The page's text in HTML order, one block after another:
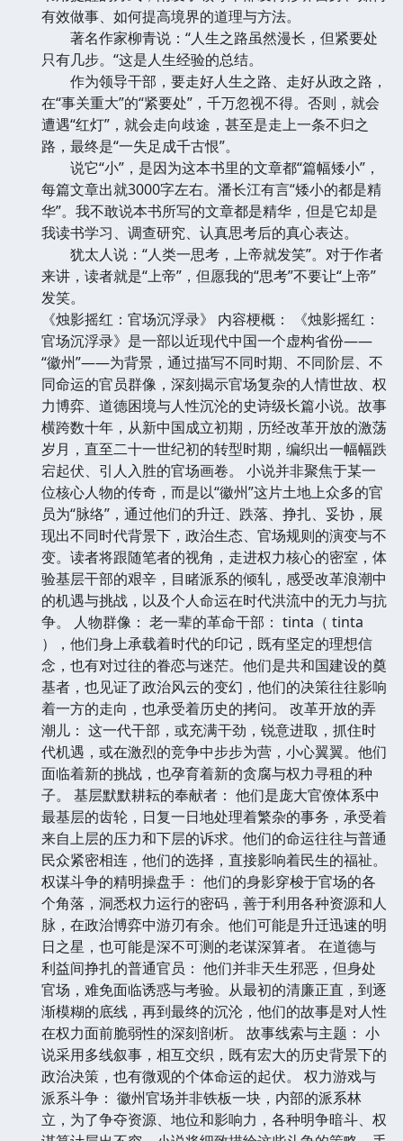
有效做事、如何提高境界的道理与方法。
著名作家柳青说：“人生之路虽然漫长，但紧要处
只有几步。“这是人生经验的总结。
作为领导干部，要走好人生之路、走好从政之路，
在“事关重大”的“紧要处”，千万忽视不得。否则，就会
遭遇“红灯”，就会走向歧途，甚至是走上一条不归之
路，最终是“一失足成千古恨”。
说它“小”，是因为这本书里的文章都“篇幅矮小”，
每篇文章出就3000字左右。潘长江有言“矮小的都是精
华”。我不敢说本书所写的文章都是精华，但是它却是
我读书学习、调查研究、认真思考后的真心表达。
犹太人说：“人类一思考，上帝就发笑”。对于作者
来讲，读者就是“上帝”，但愿我的“思考”不要让“上帝”
发笑。
《烛影摇红：官场沉浮录》 内容梗概： 《烛影摇红：
官场沉浮录》是一部以近现代中国一个虚构省份——
“徽州”——为背景，通过描写不同时期、不同阶层、不
同命运的官员群像，深刻揭示官场复杂的人情世故、权
力博弈、道德困境与人性沉沦的史诗级长篇小说。故事
横跨数十年，从新中国成立初期，历经改革开放的激荡
岁月，直至二十一世纪初的转型时期，编织出一幅幅跌
宕起伏、引人入胜的官场画卷。 小说并非聚焦于某一
位核心人物的传奇，而是以“徽州”这片土地上众多的官
员为“脉络”，通过他们的升迁、跌落、挣扎、妥协，展
现出不同时代背景下，政治生态、官场规则的演变与不
变。读者将跟随笔者的视角，走进权力核心的密室，体
验基层干部的艰辛，目睹派系的倾轧，感受改革浪潮中
的机遇与挑战，以及个人命运在时代洪流中的无力与抗
争。 人物群像： 老一辈的革命干部： tinta（ tinta
），他们身上承载着时代的印记，既有坚定的理想信
念，也有对过往的眷恋与迷茫。他们是共和国建设的奠
基者，也见证了政治风云的变幻，他们的决策往往影响
着一方的走向，也承受着历史的拷问。 改革开放的弄
潮儿： 这一代干部，或充满干劲，锐意进取，抓住时
代机遇，或在激烈的竞争中步步为营，小心翼翼。他们
面临着新的挑战，也孕育着新的贪腐与权力寻租的种
子。 基层默默耕耘的奉献者： 他们是庞大官僚体系中
最基层的齿轮，日复一日地处理着繁杂的事务，承受着
来自上层的压力和下层的诉求。他们的命运往往与普通
民众紧密相连，他们的选择，直接影响着民生的福祉。
权谋斗争的精明操盘手： 他们的身影穿梭于官场的各
个角落，洞悉权力运行的密码，善于利用各种资源和人
脉，在政治博弈中游刃有余。他们可能是升迁迅速的明
日之星，也可能是深不可测的老谋深算者。 在道德与
利益间挣扎的普通官员： 他们并非天生邪恶，但身处
官场，难免面临诱惑与考验。从最初的清廉正直，到逐
渐模糊的底线，再到最终的沉沦，他们的故事是对人性
在权力面前脆弱性的深刻剖析。 故事线索与主题： 小
说采用多线叙事，相互交织，既有宏大的历史背景下的
政治决策，也有微观的个体命运的起伏。 权力游戏与
派系斗争： 徽州官场并非铁板一块，内部的派系林
立，为了争夺资源、地位和影响力，各种明争暗斗、权